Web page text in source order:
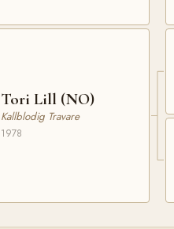
Tori Lill (NO)
Kallblodig Travare
1978